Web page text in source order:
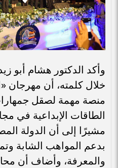
وأكد الدكتور هشام أبو
خلال كلمته، أن مهرجان
منصة مهمة لصقل
الطاقات الإبداعية في
مشيرًا إلى أن الدولة
بدعم المواهب الشابة
والمعرفة، وأضاف أن